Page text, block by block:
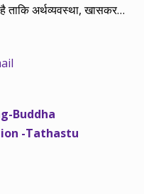
ताकि अर्थव्यवस्था, खासकर
है। वे भागकर जाते हैं सोने और
ईमानदारी और सत्यनिष्ठा से
तो बाज़ार के उस्तादों के जाल
समझ में आया, खटाक से उनसे
Buddha
-Tathastu